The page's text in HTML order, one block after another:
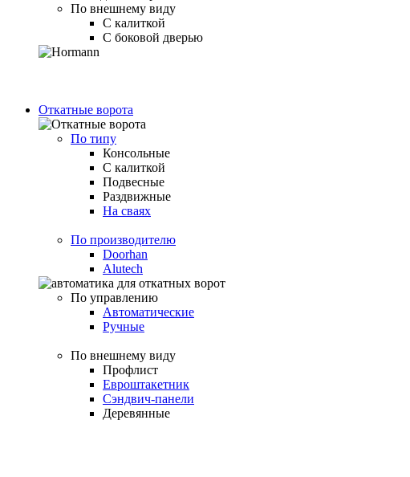
По внешнему виду
С калиткой
С боковой дверью
Откатные ворота
По типу
Консольные
С калиткой
Подвесные
Раздвижные
На сваях
По производителю
Doorhan
Alutech
По управлению
Автоматические
Ручные
По внешнему виду
Профлист
Евроштакетник
Сэндвич-панели
Деревянные